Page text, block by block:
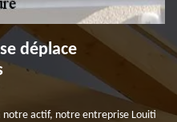
déplace
notre actif, notre entreprise Louiti